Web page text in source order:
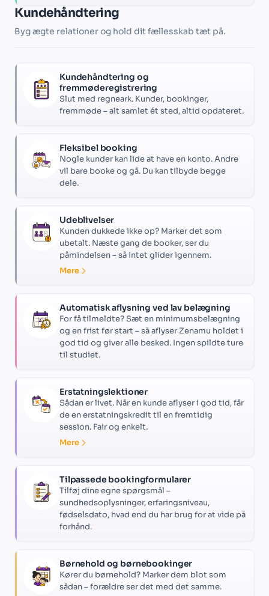
Kundehåndtering
Byg ægte relationer og hold dit fællesskab tæt på.
Kundehåndtering og
fremmøderegistrering
Slut med regneark. Kunder, bookinger,
fremmøde – alt samlet ét sted, altid opdateret.
Fleksibel booking
Nogle kunder kan lide at have en konto. Andre
vil bare booke og gå. Du kan tilbyde begge
dele.
Udeblivelser
Kunden dukkede ikke op? Marker det som
ubetalt. Næste gang de booker, ser du
påmindelsen – så intet glider igennem.
Mere
Automatisk aflysning ved lav belægning
For få tilmeldte? Sæt en minimumsbelægning
og en frist før start – så aflyser Zenamu holdet i
god tid og giver alle besked. Ingen spildte ture
til studiet.
Erstatningslektioner
Sådan er livet. Når en kunde aflyser i god tid, får
de en erstatningskredit til en fremtidig
session. Fair og enkelt.
Mere
Tilpassede bookingformularer
Tilføj dine egne spørgsmål –
sundhedsoplysninger, erfaringsniveau,
fødselsdato, hvad end du har brug for at vide på
forhånd.
Børnehold og børnebookinger
Kører du børnehold? Marker dem blot som
sådan – forældre ser det med det samme.